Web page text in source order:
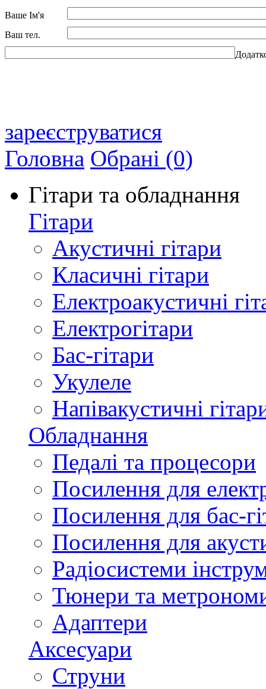
Ваше Ім'я
Ваш тел.
зареєструватися
Головна Обрані (0)
Гітари та обладнання
Гітари
Акустичні гітари
Класичні гітари
Електроакустичні
Електрогітари
Бас-гітари
Укулеле
Напівакустичні
Обладнання
Педалі та процесори
Посилення для
Посилення для бас-
Посилення для
Радіосистеми
Тюнери та
Адаптери
Аксесуари
Струни